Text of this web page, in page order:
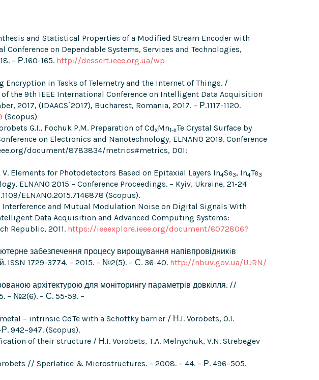
and Statistical Properties of a Modified Stream Encoder with
on Dependable Systems, Services and Technologies,
– Р.160-165. http://dessert.ieee.org.ua/wp-
in Tasks of Telemetry and the Internet of Things. /
of the 9th IEEE International Conference on Intelligent Data Acquisition
2017, (IDAACS`2017), Bucharest, Romania, 2017. – Р.1117-1120.
(Scopus)
G.I., Fochuk P.M. Preparation of CdхMn1-хTe Crystal Surface by
on Electronics and Nanotechnology, ELNANO 2019. Conference
document/8783834/metrics#metrics, DOI:
V. Elements for Photodetectors Based on Epitaxial Layers In4Se3, In4Te3
ELNANO 2015 – Conference Proceedings. – Kyiv, Ukraine, 21-24
ELNANO.2015.7146878 (Scopus).
Interference and Mutual Modulation Noise on Digital Signals With
Data Acquisition and Advanced Computing Systems:
Republic, 2011. https://ieeexplore.ieee.org/document/6072806?
забезпечення процесу вирощування напівпровідникiв
1729-3774. – 2015. – №2(5). – С. 36-40. http://nbuv.gov.ua/UJRN/
архітектурою для моніторингу параметрів довкілля. //
– №2(6). – С. 55-59. –
– intrinsic CdTe with a Schottky barrier / Н.I. Vorobets, O.I.
942–947. (Scopus).
of their structure / Н.I. Vorobets, T.A. Melnychuk, V.N. Strebegev
// Sperlatice & Microstructures. – 2008. – 44. – Р. 496–505.